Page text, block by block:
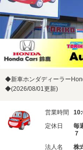
◆新車ホンダディーラー
◆(2026/08/01更新)
営業時間
定休日
毎
７
法人名
株